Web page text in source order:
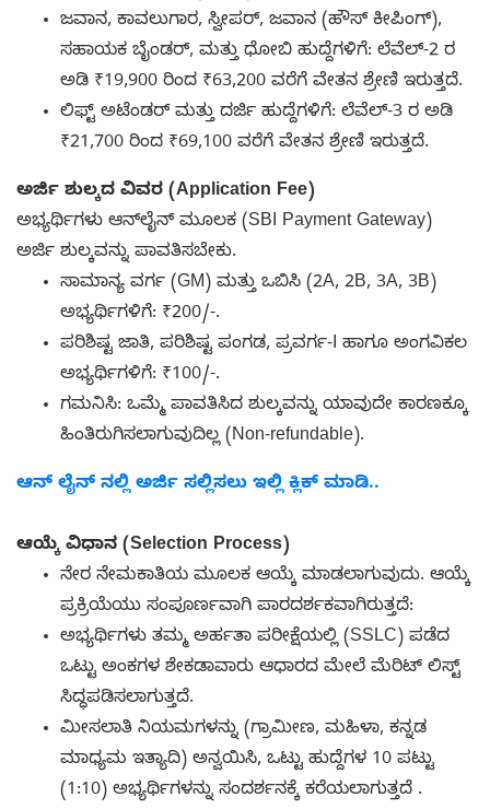
ಜವಾನ, ಕಾವಲುಗಾರ, ಸ್ವೀಪರ್, ಜವಾನ (ಹೌಸ್ ಕೀಪಿಂಗ್),
ಸಹಾಯಕ ಬೈಂಡರ್, ಮತ್ತು ಧೋಬಿ ಹುದ್ದೆಗಳಿಗೆ: ಲೆವೆಲ್-2 ರ
ಅಡಿ ₹19,900 ರಿಂದ ₹63,200 ವರೆಗೆ ವೇತನ ಶ್ರೇಣಿ ಇರುತ್ತದೆ.
ಲಿಫ್ಟ್ ಅಟೆಂಡರ್ ಮತ್ತು ದರ್ಜಿ ಹುದ್ದೆಗಳಿಗೆ: ಲೆವೆಲ್-3 ರ ಅಡಿ
₹21,700 ರಿಂದ ₹69,100 ವರೆಗೆ ವೇತನ ಶ್ರೇಣಿ ಇರುತ್ತದೆ.
ಅರ್ಜಿ ಶುಲ್ಕದ ವಿವರ (Application Fee)
ಅಭ್ಯರ್ಥಿಗಳು ಆನ್‌ಲೈನ್ ಮೂಲಕ (SBI Payment Gateway)
ಅರ್ಜಿ ಶುಲ್ಕವನ್ನು ಪಾವತಿಸಬೇಕು.
ಸಾಮಾನ್ಯ ವರ್ಗ (GM) ಮತ್ತು ಒಬಿಸಿ (2A, 2B, 3A, 3B)
ಅಭ್ಯರ್ಥಿಗಳಿಗೆ: ₹200/-.
ಪರಿಶಿಷ್ಟ ಜಾತಿ, ಪರಿಶಿಷ್ಟ ಪಂಗಡ, ಪ್ರವರ್ಗ-I ಹಾಗೂ ಅಂಗವಿಕಲ
ಅಭ್ಯರ್ಥಿಗಳಿಗೆ: ₹100/-.
ಗಮನಿಸಿ: ಒಮ್ಮೆ ಪಾವತಿಸಿದ ಶುಲ್ಕವನ್ನು ಯಾವುದೇ ಕಾರಣಕ್ಕೂ
ಹಿಂತಿರುಗಿಸಲಾಗುವುದಿಲ್ಲ (Non-refundable).
ಆನ್ ಲೈನ್ ನಲ್ಲಿ ಅರ್ಜಿ ಸಲ್ಲಿಸಲು ಇಲ್ಲಿ ಕ್ಲಿಕ್ ಮಾಡಿ..
ಆಯ್ಕೆ ವಿಧಾನ (Selection Process)
ನೇರ ನೇಮಕಾತಿಯ ಮೂಲಕ ಆಯ್ಕೆ ಮಾಡಲಾಗುವುದು. ಆಯ್ಕೆ
ಪ್ರಕ್ರಿಯೆಯು ಸಂಪೂರ್ಣವಾಗಿ ಪಾರದರ್ಶಕವಾಗಿರುತ್ತದೆ:
ಅಭ್ಯರ್ಥಿಗಳು ತಮ್ಮ ಅರ್ಹತಾ ಪರೀಕ್ಷೆಯಲ್ಲಿ (SSLC) ಪಡೆದ
ಒಟ್ಟು ಅಂಕಗಳ ಶೇಕಡಾವಾರು ಆಧಾರದ ಮೇಲೆ ಮೆರಿಟ್ ಲಿಸ್ಟ್
ಸಿದ್ಧಪಡಿಸಲಾಗುತ್ತದೆ.
ಮೀಸಲಾತಿ ನಿಯಮಗಳನ್ನು (ಗ್ರಾಮೀಣ, ಮಹಿಳಾ, ಕನ್ನಡ
ಮಾಧ್ಯಮ ಇತ್ಯಾದಿ) ಅನ್ವಯಿಸಿ, ಒಟ್ಟು ಹುದ್ದೆಗಳ 10 ಪಟ್ಟು
(1:10) ಅಭ್ಯರ್ಥಿಗಳನ್ನು ಸಂದರ್ಶನಕ್ಕೆ ಕರೆಯಲಾಗುತ್ತದೆ .